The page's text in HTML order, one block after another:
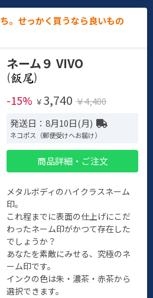
。せっかく買うなら良いもの
ネーム９ VIVO
(
)
-15% ￥ 3,740 ￥4,400
発送日：8月10日(月)
ネコポス（郵便受けへお届け）
商品詳細・ご注文
メタルボディのハイクラスネーム
印。
これ程までに表面の仕上げにこだ
わったネーム印がかつて存在した
でしょうか？
あなたを素敵にみせる、究極のネ
ーム印です。
インクの色は朱・濃茶・赤茶から
選択できます。